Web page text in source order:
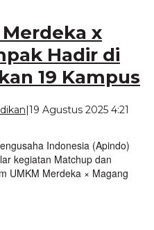
x
Hadir di
19 Kampus
|19 Agustus 2025 4:21
Indonesia (Apindo)
kegiatan Matchup dan
UMKM Merdeka × Magang